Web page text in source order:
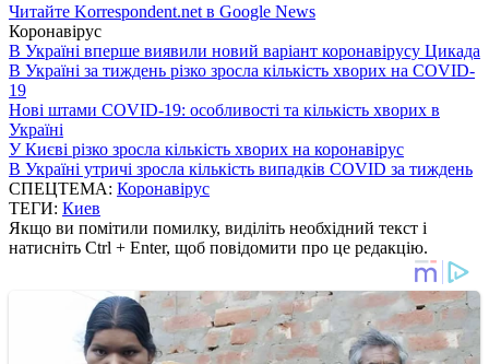
Читайте Korrespondent.net в Google News
Коронавірус
В Україні вперше виявили новий варіант коронавірусу Цикада
В Україні за тиждень різко зросла кількість хворих на COVID-
19
Нові штами COVID-19: особливості та кількість хворих в
Україні
У Києві різко зросла кількість хворих на коронавірус
В Україні утричі зросла кількість випадків COVID за тиждень
СПЕЦТЕМА: Коронавірус
ТЕГИ: Киев
Якщо ви помітили помилку, виділіть необхідний текст і
натисніть Ctrl + Enter, щоб повідомити про це редакцію.